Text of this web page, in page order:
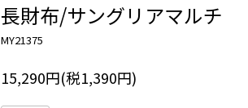
長財布/サングリアマルチ
MY21375
15,290円(税1,390円)